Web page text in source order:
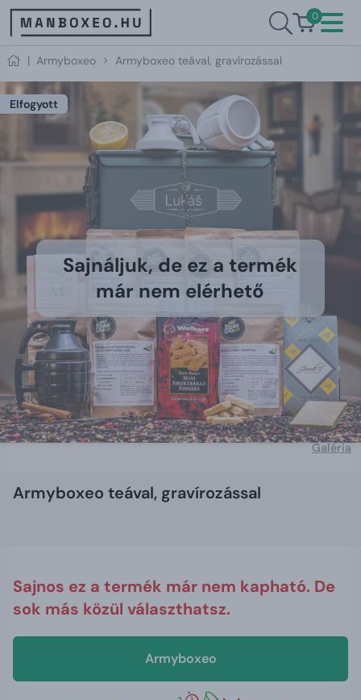
0
| Armyboxeo Armyboxeo teával, gravírozással
Elfogyott
Sajnáljuk, de ez a termék
már nem elérhető
Galéria
Armyboxeo teával, gravírozással
Sajnos ez a termék már nem kapható. De
sok más közül választhatsz.
Armyboxeo